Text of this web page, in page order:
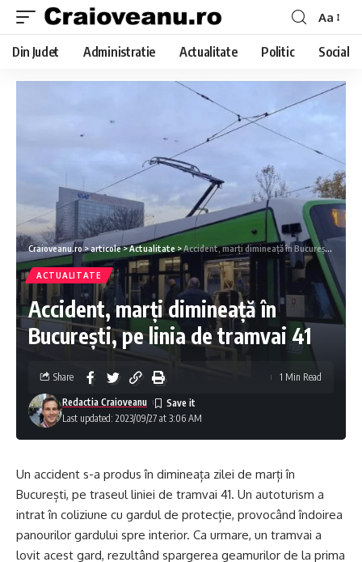
Aa
Din Judet Administratie Actualitate Politic Social
Craioveanu.ro>articole>Actualitate >Accident, marți dimineață în București, pe linia de tramvai 41
ACTUALITATE
Accident, marți dimineață în
București, pe linia de tramvai 41
Last updated: 2023/09/27 at 3:06 AM
Redactia Craioveanu
Share 1 Min Read
Un accident s-a produs în dimineața zilei de marți în
București, pe traseul liniei de tramvai 41. Un autoturism a
intrat în coliziune cu gardul de protecție, provocând îndoirea
panourilor gardului spre interior. Ca urmare, un tramvai a
lovit acest gard, rezultând spargerea geamurilor de la prima